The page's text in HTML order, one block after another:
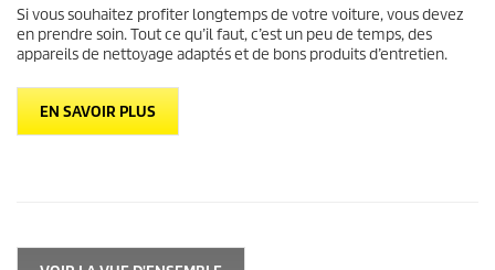
Si vous souhaitez profiter longtemps de votre voiture, vous devez
en prendre soin. Tout ce qu’il faut, c’est un peu de temps, des
appareils de nettoyage adaptés et de bons produits d’entretien.
EN SAVOIR PLUS